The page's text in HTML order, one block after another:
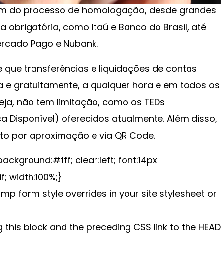
do processo de homologação, desde grandes
obrigatória, como Itaú e Banco do Brasil, até
Pago e Nubank.
que transferências e liquidações de contas
gratuitamente, a qualquer hora e em todos os
não tem limitação, como os TEDs
Disponível) oferecidos atualmente. Além disso,
por aproximação e via QR Code.
clear:left; font:14px
width:100%;}
form style overrides in your site stylesheet or
block and the preceding CSS link to the HEAD